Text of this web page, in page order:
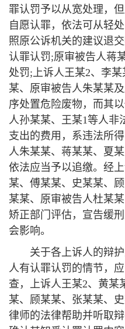
罪认罚予以从宽处理，
自愿认罪，依法可从轻
照原公诉机关的建议退
认罪认罚;原审被告人蒋
处罚;上诉人王某2、李
某、原审被告人朱某某
序处置危险废物，而其
人孙某某、王某1等人非
支出的费用，系违法所
人朱某某、蒋某某、夏
依法应当予以追缴。经
某、傅某某、史某某、
某某、原审被告人杜某
矫正部门评估，宣告缓
会影响。
关于各上诉人的辩
人有认罪认罚的情节，
查，上诉人王某2、黄某
某、顾某某、张某某、
律师的法律帮助并听取